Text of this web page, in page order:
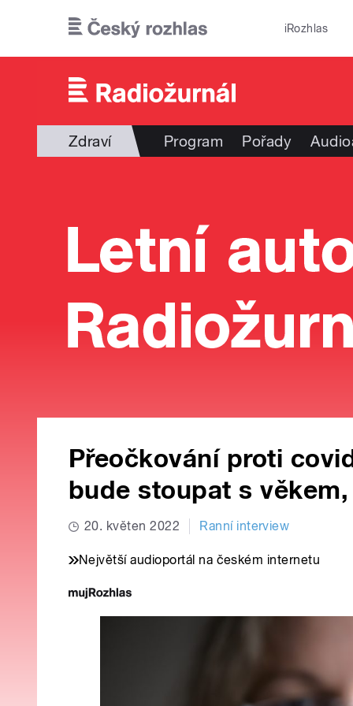
iRozhlas
Zdraví Program Pořady
Přeočkování proti
bude stoupat s
20. květen 2022 Ranní interview
Největší audioportál na českém internetu